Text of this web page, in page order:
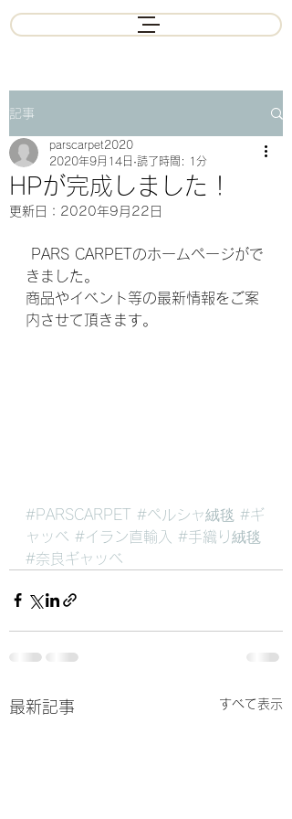
記事
HPが完成しました！
parscarpet2020
2020年9月14日 読了時間: 1分
更新日： 2020年9月22日
きました。
商品やイベント等の最新情報をご案
内させて頂きます。
#PARSCARPET #ペルシャ絨毯 #ギ
ャッベ #イラン直輸入
#手織り絨毯
#奈良ギャッベ
最新記事 すべて表示